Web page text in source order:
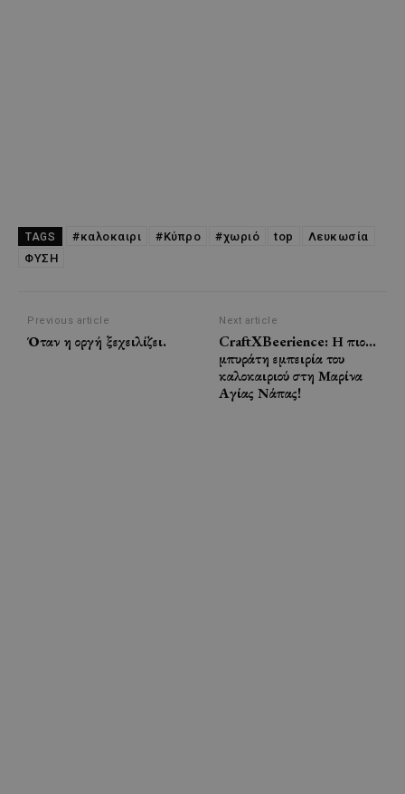
TAGS #καλοκαιρι #Κύπρο #χωριό top
Λευκωσία
ΦΥΣΗ
Previous article
Όταν η οργή ξεχειλίζει.
Next article
CraftXBeerience: Η πιο…
μπυράτη εμπειρία του
καλοκαιριού στη Μαρίνα
Αγίας Νάπας!